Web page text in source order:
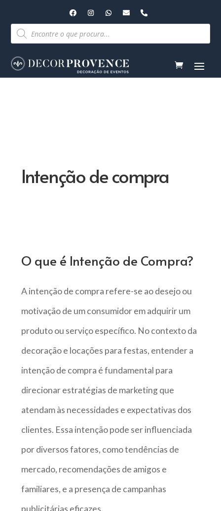
Pesquisar
produtos
Intenção de compra
O que é Intenção de Compra?
A intenção de compra refere-se ao desejo ou
motivação de um consumidor em adquirir um
produto ou serviço específico. No contexto da
decoração e locações para festas, entender a
intenção de compra é fundamental para
direcionar estratégias de marketing que
atendam às necessidades e expectativas dos
clientes. Essa intenção pode ser influenciada
por diversos fatores, como tendências de
mercado, recomendações de amigos e
familiares, e a presença de campanhas
publicitárias eficazes.